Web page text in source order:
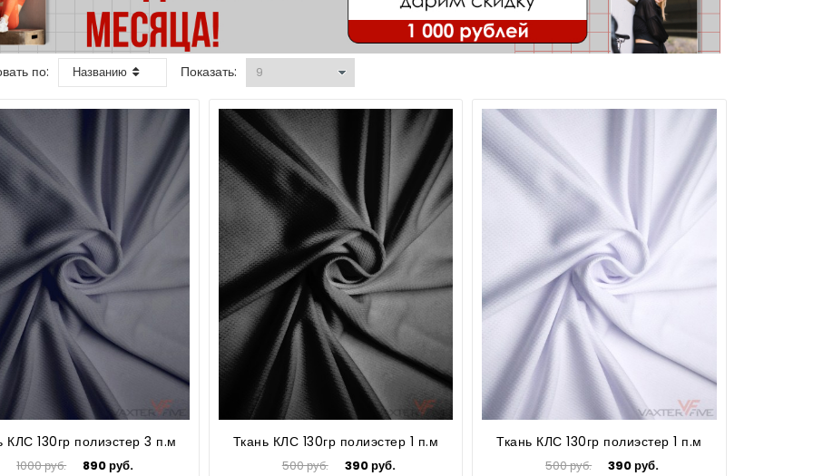
по: Названию Показать:
КЛС 130гр полиэстер 3 п.м
1000 руб. 890 руб.
Ткань КЛС 130гр полиэстер 1 п.м
500 руб. 390 руб.
Ткань КЛС 130гр полиэстер 1 п.м
500 руб. 390 руб.